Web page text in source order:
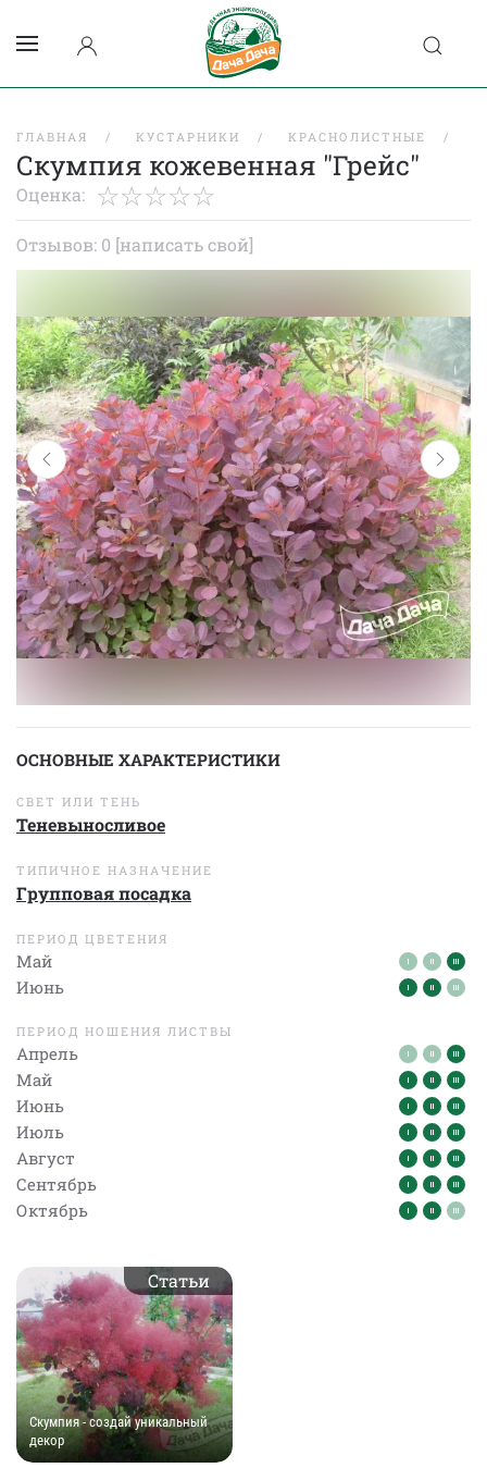
ГЛАВНАЯ КУСТАРНИКИ КРАСНОЛИСТНЫЕ
Скумпия кожевенная "Грейс"
Оценка:
Отзывов: 0 [написать свой]
ОСНОВНЫЕ ХАРАКТЕРИСТИКИ
СВЕТ ИЛИ ТЕНЬ
Теневыносливое
ТИПИЧНОЕ НАЗНАЧЕНИЕ
Групповая посадка
ПЕРИОД ЦВЕТЕНИЯ
Май
Июнь
ПЕРИОД НОШЕНИЯ ЛИСТВЫ
Апрель
Май
Июнь
Июль
Август
Сентябрь
Октябрь
Скумпия - создай уникальный
декор
Статьи